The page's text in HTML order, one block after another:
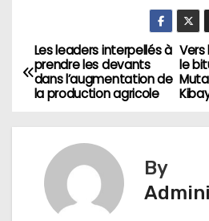
Navigation
de
l’article
le
Les leaders interpellés à
prendre les devants
dans l’augmentation de
la production agricole
By